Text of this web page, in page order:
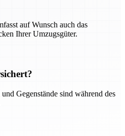
auf Wunsch auch das
Ihrer Umzugsgüter.
Gegenstände sind während des